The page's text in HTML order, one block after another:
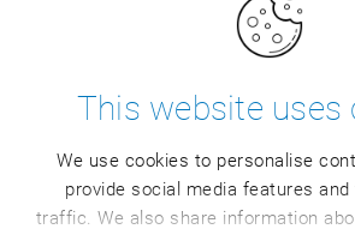
This website uses
We use cookies to personalise
provide social media features
traffic. We also share information
technologiemi průmyslového
Zjistit více